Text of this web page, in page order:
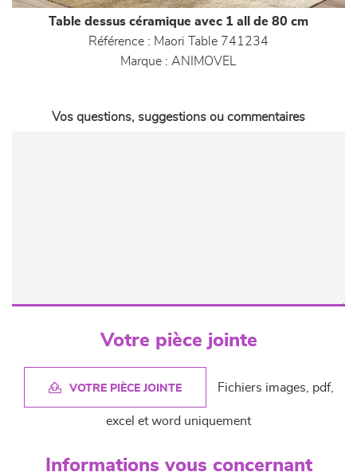
Table dessus céramique avec 1 all de 80 cm
Référence : Maori Table 741234
Marque : ANIMOVEL
Vos questions, suggestions ou commentaires
Votre pièce jointe
VOTRE PIÈCE JOINTE Fichiers images, pdf,
excel et word uniquement
Informations vous concernant